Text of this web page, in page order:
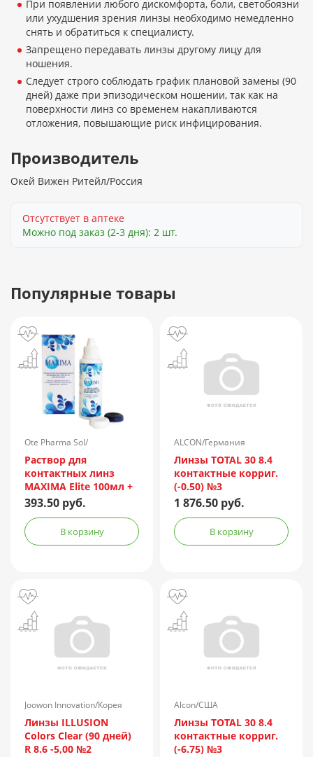
При появлении любого дискомфорта, боли, светобоязни
или ухудшения зрения линзы необходимо немедленно
снять и обратиться к специалисту.
Запрещено передавать линзы другому лицу для
ношения.
Следует строго соблюдать график плановой замены (90
дней) даже при эпизодическом ношении, так как на
поверхности линз со временем накапливаются
отложения, повышающие риск инфицирования.
Производитель
Окей Вижен Ритейл/Россия
Отсутствует в аптеке
Можно под заказ (2-3 дня): 2 шт.
Популярные товары
Ote Pharma Sol/
Нидерланды
Раствор для
контактных линз
MAXIMA Elite 100мл +
контейнер
393.50 руб.
В корзину
ALCON/Германия
Линзы TOTAL 30 8.4
контактные корриг.
(-0.50) №3
1 876.50 руб.
В корзину
Joowon Innovation/Корея
Линзы ILLUSION
Colors Clear (90 дней)
R 8.6 -5,00 №2
Alcon/США
Линзы TOTAL 30 8.4
контактные корриг.
(-6.75) №3